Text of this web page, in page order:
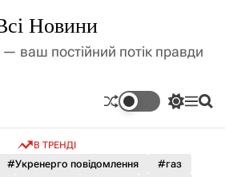
Новини
ваш постійний потік правди
П
м
М П
В ТРЕНДІ
#Укренерго повідомлення
#газ